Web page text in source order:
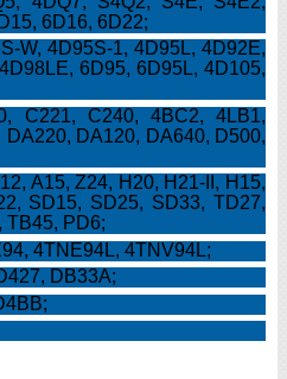
6D16, 6D22;
W, 4D95S-1, 4D95L, 4D92E,
6D95, 6D95L, 4D105,
C221, C240, 4BC2, 4LB1,
DA120, DA640, D500,
A15, Z24, H20, H21-II, H15,
SD15, SD25, SD33, TD27,
TB45, PD6;
4TNE94L, 4TNV94L;
DB33A;